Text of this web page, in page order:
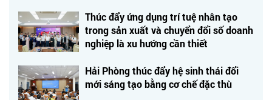
Thúc đẩy ứng dụng trí tuệ nhân tạo
trong sản xuất và chuyển đổi số doanh
nghiệp là xu hướng cần thiết
Hải Phòng thúc đẩy hệ sinh thái đổi
mới sáng tạo bằng cơ chế đặc thù